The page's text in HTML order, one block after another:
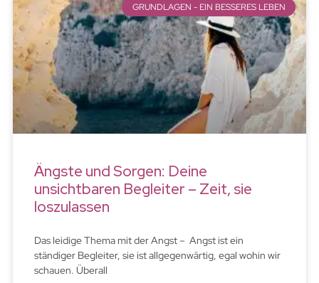
GRUNDLAGEN - EIN BESSERES LEBEN
Ängste und Sorgen: Deine
unsichtbaren Begleiter – Zeit, sie
loszulassen
Das leidige Thema mit der Angst – Angst ist ein
ständiger Begleiter, sie ist allgegenwärtig, egal wohin wir
schauen. Überall